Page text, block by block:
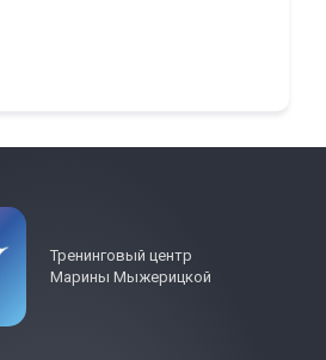
Тренинговый центр
Марины Мыжерицкой